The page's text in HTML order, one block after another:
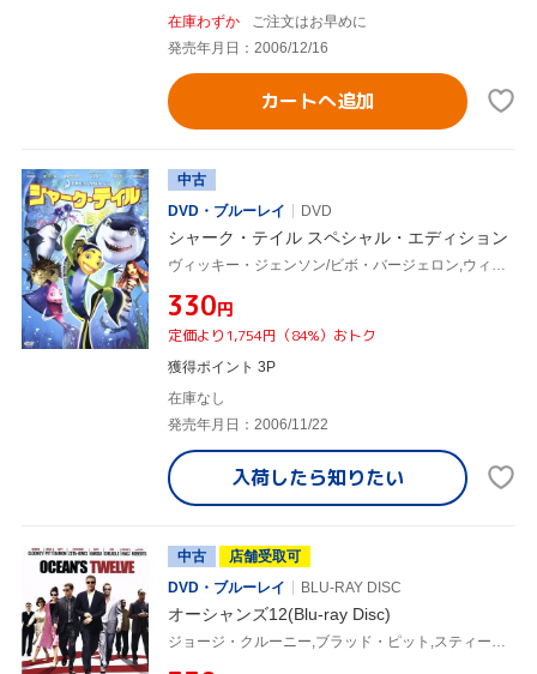
在庫わずか
ご注文はお早めに
発売年月日：2006/12/16
カートへ追加
中古
DVD・ブルーレイ
DVD
シャーク・テイル スペシャル・エディション
¥330円
定価より1,754円（84%）おトク
獲得ポイント 3P
在庫なし
発売年月日：2006/11/22
入荷したら知りたい
中古
店舗受取可
DVD・ブルーレイ
BLU-RAY DISC
オーシャンズ12(Blu-ray Disc)